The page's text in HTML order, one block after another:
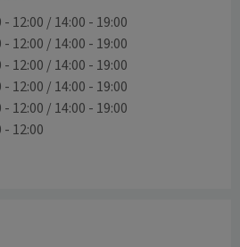
- 12:00 / 14:00 - 19:00
- 12:00 / 14:00 - 19:00
- 12:00 / 14:00 - 19:00
- 12:00 / 14:00 - 19:00
- 12:00 / 14:00 - 19:00
- 12:00